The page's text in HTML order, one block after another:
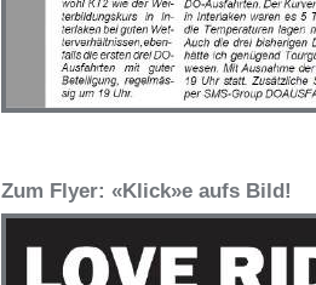
Zum Flyer: «Klick»e aufs Bild!